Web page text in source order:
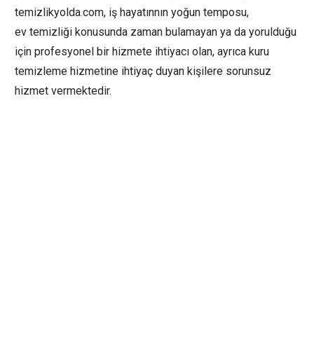
temizlikyolda.com, iş hayatınnın yoğun temposu,
ev temizliği konusunda zaman bulamayan ya da yorulduğu
için profesyonel bir hizmete ihtiyacı olan, ayrıca kuru
temizleme hizmetine ihtiyaç duyan kişilere sorunsuz
hizmet vermektedir.